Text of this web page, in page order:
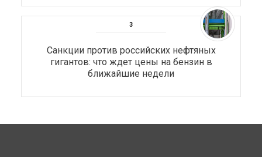
Санкции против российских нефтяных
гигантов: что ждет цены на бензин в
ближайшие недели